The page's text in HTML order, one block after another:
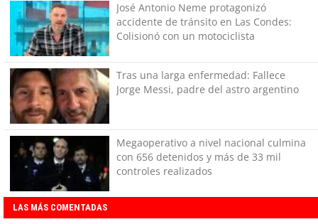
José Antonio Neme protagonizó
accidente de tránsito en Las Condes:
Colisionó con un motociclista
Tras una larga enfermedad: Fallece
Jorge Messi, padre del astro argentino
Megaoperativo a nivel nacional culmina
con 656 detenidos y más de 33 mil
controles realizados
LAS MÁS COMENTADAS